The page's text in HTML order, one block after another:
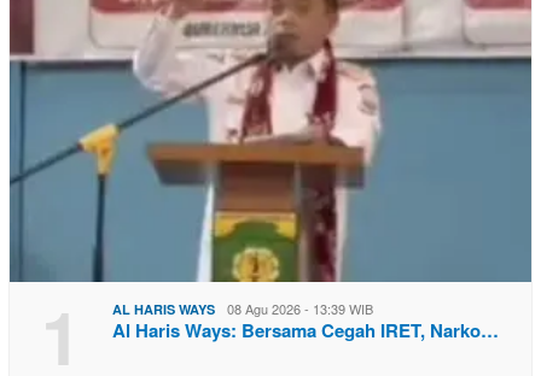
1 AL HARIS WAYS 08 Agu 2026 - 13:39 WIB
Al Haris Ways: Bersama Cegah IRET, Narko…